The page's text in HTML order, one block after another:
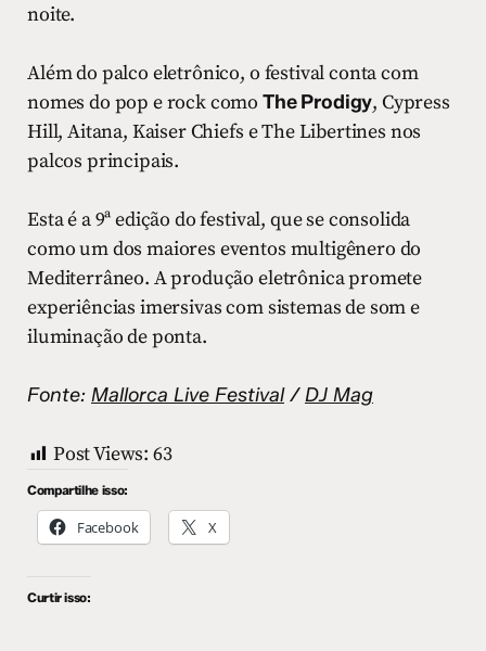
noite.
Além do palco eletrônico, o festival conta com
nomes do pop e rock como The Prodigy, Cypress
Hill, Aitana, Kaiser Chiefs e The Libertines nos
palcos principais.
Esta é a 9ª edição do festival, que se consolida
como um dos maiores eventos multigênero do
Mediterrâneo. A produção eletrônica promete
experiências imersivas com sistemas de som e
iluminação de ponta.
Fonte: Mallorca Live Festival/DJ Mag
Post Views: 63
Compartilhe isso:
Facebook X
Curtir isso: